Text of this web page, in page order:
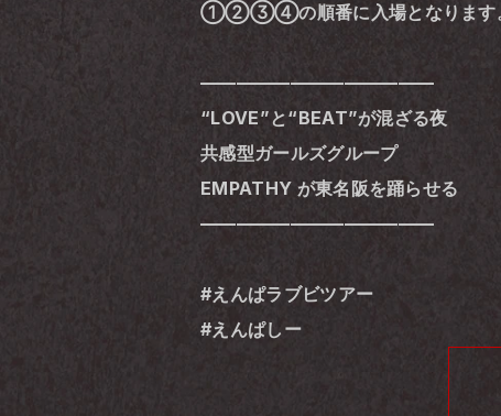
①②③④の順番に入場となります
―――――――――――――
“LOVE”と“BEAT”が混ざる夜
共感型ガールズグループ
EMPATHY が東名阪を踊らせる
―――――――――――――
#えんぱラブビツアー
#えんぱしー